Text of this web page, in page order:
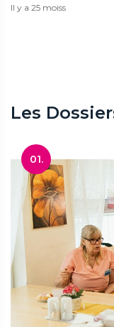
Il y a 25 moiss
Les
01.